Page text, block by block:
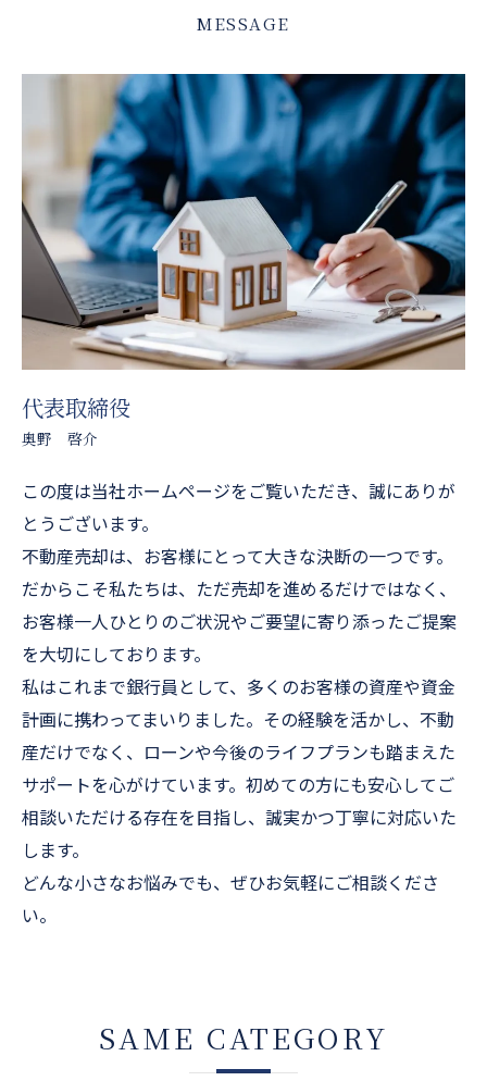
MESSAGE
代表取締役
奥野 啓介
この度は当社ホームページをご覧いただき、誠にありが
とうございます。
不動産売却は、お客様にとって大きな決断の一つです。
だからこそ私たちは、ただ売却を進めるだけではなく、
お客様一人ひとりのご状況やご要望に寄り添ったご提案
を大切にしております。
私はこれまで銀行員として、多くのお客様の資産や資金
計画に携わってまいりました。その経験を活かし、不動
産だけでなく、ローンや今後のライフプランも踏まえた
サポートを心がけています。初めての方にも安心してご
相談いただける存在を目指し、誠実かつ丁寧に対応いた
します。
どんな小さなお悩みでも、ぜひお気軽にご相談くださ
い。
SAME CATEGORY